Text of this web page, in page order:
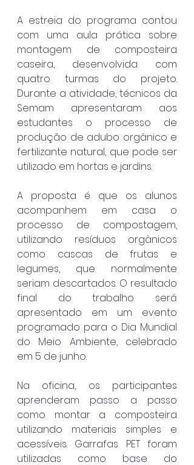
A estreia do programa contou
com uma aula prática sobre
montagem de composteira
caseira, desenvolvida com
quatro turmas do projeto.
Durante a atividade, técnicos da
Semam apresentaram aos
estudantes o processo de
produção de adubo orgânico e
fertilizante natural, que pode ser
utilizado em hortas e jardins.
A proposta é que os alunos
acompanhem em casa o
processo de compostagem,
utilizando resíduos orgânicos
como cascas de frutas e
legumes, que normalmente
seriam descartados. O resultado
final do trabalho será
apresentado em um evento
programado para o Dia Mundial
do Meio Ambiente, celebrado
em 5 de junho.
Na oficina, os participantes
aprenderam passo a passo
como montar a composteira
utilizando materiais simples e
acessíveis. Garrafas PET foram
utilizadas como base do